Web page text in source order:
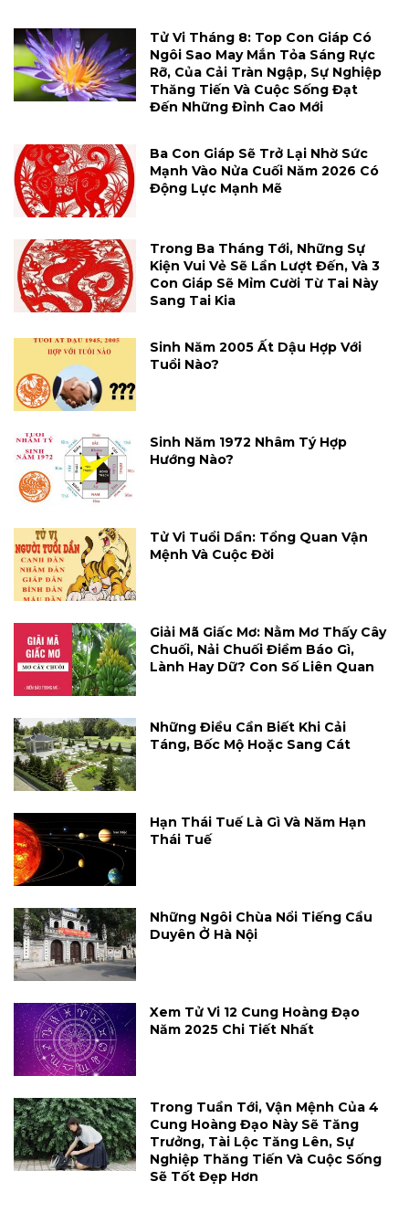
Tử Vi Tháng 8: Top Con Giáp Có
Ngôi Sao May Mắn Tỏa Sáng Rực
Rỡ, Của Cải Tràn Ngập, Sự Nghiệp
Thăng Tiến Và Cuộc Sống Đạt
Đến Những Đỉnh Cao Mới
Ba Con Giáp Sẽ Trở Lại Nhờ Sức
Mạnh Vào Nửa Cuối Năm 2026 Có
Động Lực Mạnh Mẽ
Trong Ba Tháng Tới, Những Sự
Kiện Vui Vẻ Sẽ Lần Lượt Đến, Và 3
Con Giáp Sẽ Mỉm Cười Từ Tai Này
Sang Tai Kia
Sinh Năm 2005 Ất Dậu Hợp Với
Tuổi Nào?
Sinh Năm 1972 Nhâm Tý Hợp
Hướng Nào?
Tử Vi Tuổi Dần: Tổng Quan Vận
Mệnh Và Cuộc Đời
Giải Mã Giấc Mơ: Nằm Mơ Thấy Cây
Chuối, Nải Chuối Điềm Báo Gì,
Lành Hay Dữ? Con Số Liên Quan
Những Điều Cần Biết Khi Cải
Táng, Bốc Mộ Hoặc Sang Cát
Hạn Thái Tuế Là Gì Và Năm Hạn
Thái Tuế
Những Ngôi Chùa Nổi Tiếng Cầu
Duyên Ở Hà Nội
Xem Tử Vi 12 Cung Hoàng Đạo
Năm 2025 Chi Tiết Nhất
Trong Tuần Tới, Vận Mệnh Của 4
Cung Hoàng Đạo Này Sẽ Tăng
Trưởng, Tài Lộc Tăng Lên, Sự
Nghiệp Thăng Tiến Và Cuộc Sống
Sẽ Tốt Đẹp Hơn